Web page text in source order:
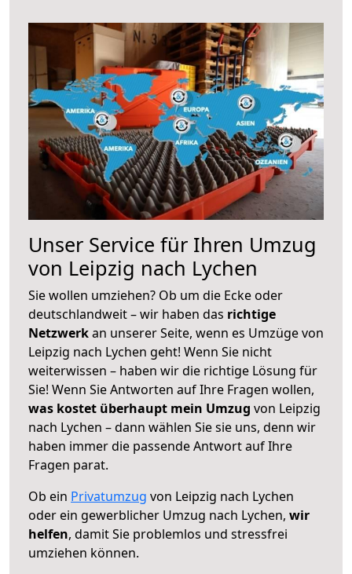
Unser Service für Ihren Umzug
von Leipzig nach Lychen
Sie wollen umziehen? Ob um die Ecke oder
deutschlandweit – wir haben das richtige
Netzwerkan unserer Seite, wenn es Umzüge von
Leipzig nach Lychen geht! Wenn Sie nicht
weiterwissen – haben wir die richtige Lösung für
Sie! Wenn Sie Antworten auf Ihre Fragen wollen,
was kostet überhaupt mein Umzug von Leipzig
nach Lychen – dann wählen Sie sie uns, denn wir
haben immer die passende Antwort auf Ihre
Fragen parat.
Ob ein Privatumzug von Leipzig nach Lychen
oder ein gewerblicher Umzug nach Lychen, wir
helfen, damit Sie problemlos und stressfrei
umziehen können.